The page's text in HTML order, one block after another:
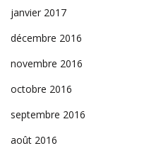
janvier 2017
décembre 2016
novembre 2016
octobre 2016
septembre 2016
août 2016